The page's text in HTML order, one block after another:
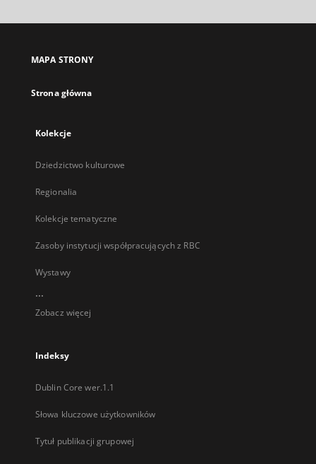
się
karcie
MAPA STRONY
Strona główna
Kolekcje
Dziedzictwo kulturowe
Regionalia
Kolekcje tematyczne
Zasoby instytucji współpracujących z RBC
Wystawy
...
Zobacz więcej
Indeksy
Dublin Core wer.1.1
Słowa kluczowe użytkowników
Tytuł publikacji grupowej